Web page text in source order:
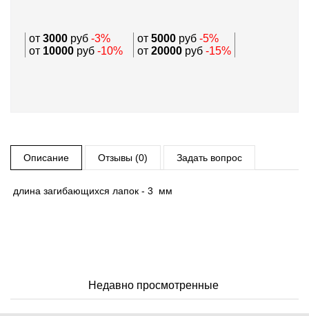
от 3000 руб -3% от 5000 руб -5%
от 10000 руб -10% от 20000 руб -15%
Описание Отзывы (0) Задать вопрос
длина загибающихся лапок - 3 мм
Недавно просмотренные